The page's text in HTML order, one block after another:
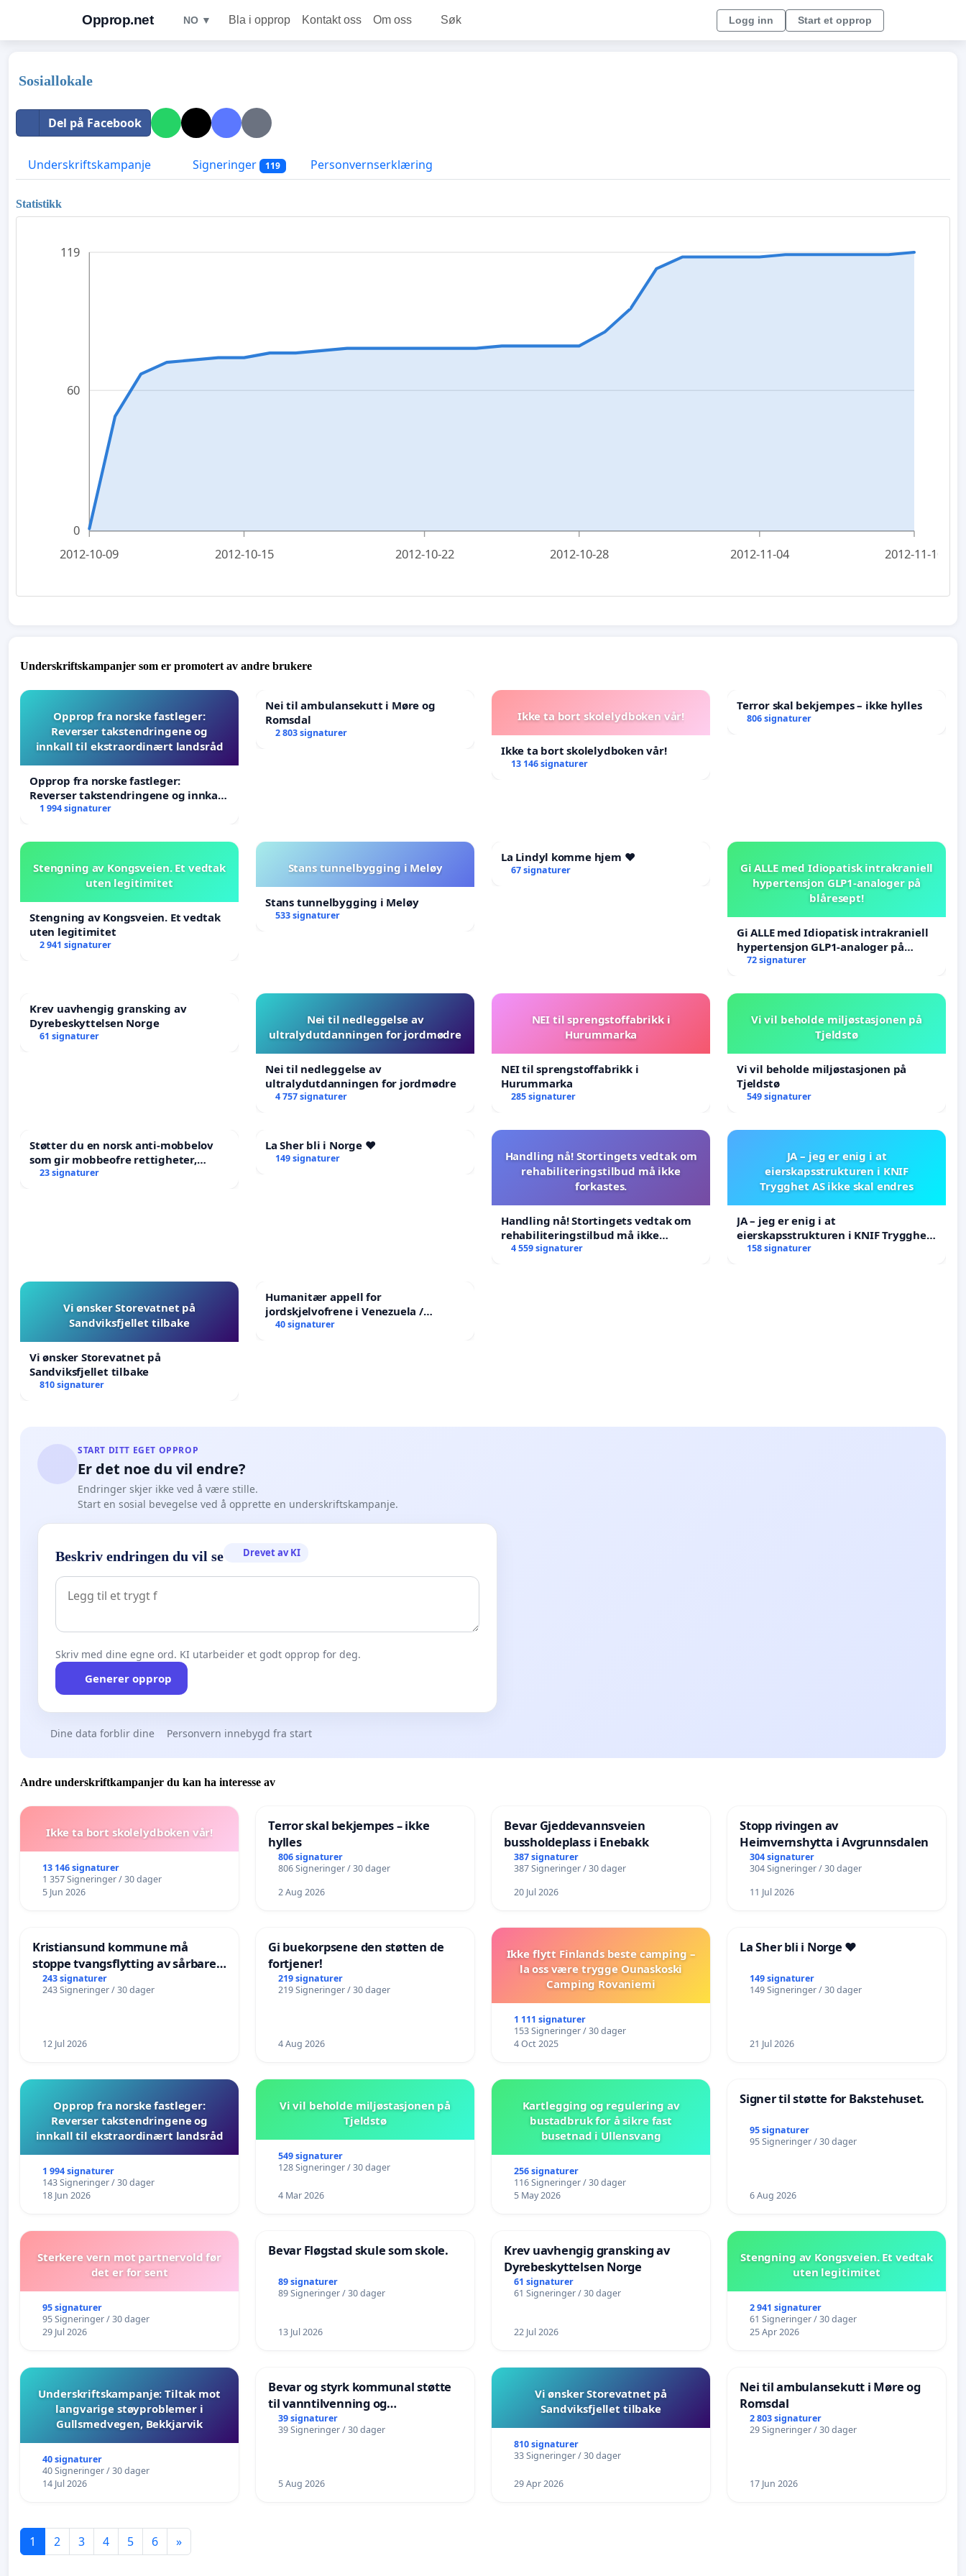
Opprop.net NO ▼ Bla i opprop Kontakt oss Om oss Søk Logg inn Start et opprop
Sosiallokale
Del på Facebook
Underskriftskampanje Signeringer 119 Personvernserklæring
Statistikk
0
60
119
2012-10-09 2012-10-15 2012-10-22 2012-10-28 2012-11-04 2012-11-10
Underskriftskampanjer som er promotert av andre brukere
Opprop fra norske fastleger:
Reverser takstendringene og
innkall til ekstraordinært landsråd
Opprop fra norske fastleger:
Reverser takstendringene og innkall
til ekstraordinært landsråd
1 994 signaturer
Nei til ambulansekutt i Møre og
Romsdal
2 803 signaturer
Ikke ta bort skolelydboken vår!
Ikke ta bort skolelydboken vår!
13 146 signaturer
Terror skal bekjempes – ikke hylles
806 signaturer
Stengning av Kongsveien. Et vedtak
uten legitimitet
Stengning av Kongsveien. Et vedtak
uten legitimitet
2 941 signaturer
Stans tunnelbygging i Meløy
Stans tunnelbygging i Meløy
533 signaturer
La Lindyl komme hjem ❤️
67 signaturer
Gi ALLE med Idiopatisk intrakraniell
hypertensjon GLP1-analoger på
blåresept!
Gi ALLE med Idiopatisk intrakraniell
hypertensjon GLP1-analoger på
blåresept!
72 signaturer
Krev uavhengig gransking av
Dyrebeskyttelsen Norge
61 signaturer
Nei til nedleggelse av
ultralydutdanningen for jordmødre
Nei til nedleggelse av
ultralydutdanningen for jordmødre
4 757 signaturer
NEI til sprengstoffabrikk i
Hurummarka
NEI til sprengstoffabrikk i
Hurummarka
285 signaturer
Vi vil beholde miljøstasjonen på
Tjeldstø
Vi vil beholde miljøstasjonen på
Tjeldstø
549 signaturer
Støtter du en norsk anti-mobbelov
som gir mobbeofre rettigheter,
oppreisning og hjelp?
23 signaturer
La Sher bli i Norge ❤️
149 signaturer
Handling nå! Stortingets vedtak om
rehabiliteringstilbud må ikke
forkastes.
Handling nå! Stortingets vedtak om
rehabiliteringstilbud må ikke
forkastes.
4 559 signaturer
JA – jeg er enig i at
eierskapsstrukturen i KNIF
Trygghet AS ikke skal endres
JA – jeg er enig i at
eierskapsstrukturen i KNIF Trygghet
AS ikke skal endres
158 signaturer
Vi ønsker Storevatnet på
Sandviksfjellet tilbake
Vi ønsker Storevatnet på
Sandviksfjellet tilbake
810 signaturer
Humanitær appell for
jordskjelvofrene i Venezuela /
Humanitarian Appeal for the
40 signaturer
START DITT EGET OPPROP
Er det noe du vil endre?
Endringer skjer ikke ved å være stille.
Start en sosial bevegelse ved å opprette en underskriftskampanje.
Beskriv endringen du vil se Drevet av KI
Skriv med dine egne ord. KI utarbeider et godt opprop for deg.
Generer opprop
Dine data forblir dine Personvern innebygd fra start
Andre underskriftkampanjer du kan ha interesse av
Ikke ta bort skolelydboken vår!
13 146 signaturer
1 357 Signeringer / 30 dager
5 Jun 2026
Terror skal bekjempes – ikke
hylles
806 signaturer
806 Signeringer / 30 dager
2 Aug 2026
Bevar Gjeddevannsveien
bussholdeplass i Enebakk
387 signaturer
387 Signeringer / 30 dager
20 Jul 2026
Stopp rivingen av
Heimvernshytta i Avgrunnsdalen
304 signaturer
304 Signeringer / 30 dager
11 Jul 2026
Kristiansund kommune må
stoppe tvangsflytting av sårbare
eldre
243 signaturer
243 Signeringer / 30 dager
12 Jul 2026
Gi buekorpsene den støtten de
fortjener!
219 signaturer
219 Signeringer / 30 dager
4 Aug 2026
Ikke flytt Finlands beste camping –
la oss være trygge Ounaskoski
Camping Rovaniemi
1 111 signaturer
153 Signeringer / 30 dager
4 Oct 2025
La Sher bli i Norge ❤️
149 signaturer
149 Signeringer / 30 dager
21 Jul 2026
Opprop fra norske fastleger:
Reverser takstendringene og
innkall til ekstraordinært landsråd
1 994 signaturer
143 Signeringer / 30 dager
18 Jun 2026
Vi vil beholde miljøstasjonen på
Tjeldstø
549 signaturer
128 Signeringer / 30 dager
4 Mar 2026
Kartlegging og regulering av
bustadbruk for å sikre fast
busetnad i Ullensvang
256 signaturer
116 Signeringer / 30 dager
5 May 2026
Signer til støtte for Bakstehuset.
95 signaturer
95 Signeringer / 30 dager
6 Aug 2026
Sterkere vern mot partnervold før
det er for sent
95 signaturer
95 Signeringer / 30 dager
29 Jul 2026
Bevar Fløgstad skule som skole.
89 signaturer
89 Signeringer / 30 dager
13 Jul 2026
Krev uavhengig gransking av
Dyrebeskyttelsen Norge
61 signaturer
61 Signeringer / 30 dager
22 Jul 2026
Stengning av Kongsveien. Et vedtak
uten legitimitet
2 941 signaturer
61 Signeringer / 30 dager
25 Apr 2026
Underskriftskampanje: Tiltak mot
langvarige støyproblemer i
Gullsmedvegen, Bekkjarvik
40 signaturer
40 Signeringer / 30 dager
14 Jul 2026
Bevar og styrk kommunal støtte
til vanntilvenning og
svømmeopplæring i barnehagene
i Haugesund
39 signaturer
39 Signeringer / 30 dager
5 Aug 2026
Vi ønsker Storevatnet på
Sandviksfjellet tilbake
810 signaturer
33 Signeringer / 30 dager
29 Apr 2026
Nei til ambulansekutt i Møre og
Romsdal
2 803 signaturer
29 Signeringer / 30 dager
17 Jun 2026
1 2 3 4 5 6 »